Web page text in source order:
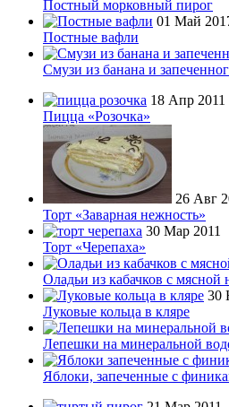
Постный морковный пирог
01 Май
Постные вафли
Смузи из банана и
18 Апр 2011
Пицца «Розочка»
26 Авг
Торт «Заварная нежность»
30 Мар 2011
Торт «Черепаха»
Оладьи из кабачков с мясной
30
Луковые кольца в кляре
Лепешки на минеральной
Яблоки, запеченные с